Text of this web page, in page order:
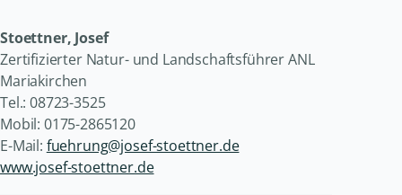
Stoettner, Josef
Zertifizierter Natur- und Landschaftsführer ANL
Mariakirchen
Tel.: 08723-3525
Mobil: 0175-2865120
E-Mail: fuehrung@josef-stoettner.de
www.josef-stoettner.de